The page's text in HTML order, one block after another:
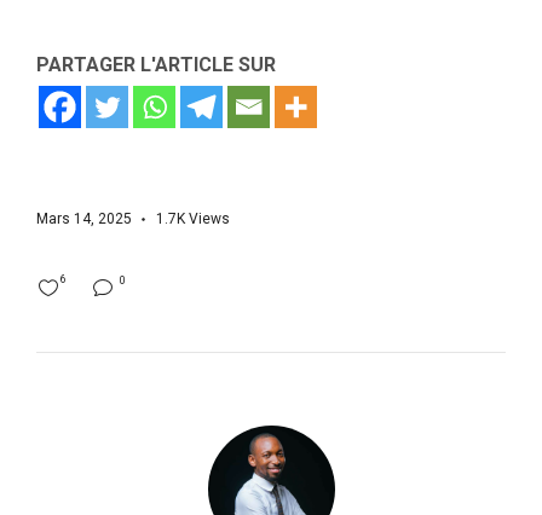
PARTAGER L'ARTICLE SUR
Mars 14, 2025 1.7K Views
0
6